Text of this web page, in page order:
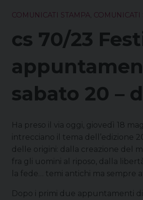
COMUNICATI STAMPA COMUNICATI
cs 70/23
sabato 20 –
Ha preso il via oggi, giovedì 18
intrecciano il tema dell’edizione
delle origini: dalla creazione del
fra gli uomini al riposo, dalla
la fede… temi antichi ma sempre
Dopo i primi due appuntamenti